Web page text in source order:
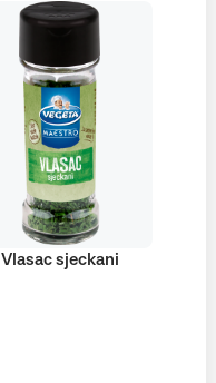
Vlasac sjeckani